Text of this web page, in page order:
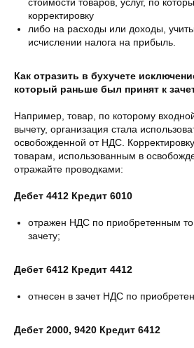
корректировку
либо на расходы или доходы,
исчислении налога на прибыль.
Как отразить в бухучете
который раньше был принят к
Например, товар, по которому
вычету, организация стала
освобожденной от НДС.
товарам, использованным в
отражайте проводками:
Дебет 4412 Кредит 6010
отражен НДС по приобретенным
зачету;
Дебет 6412 Кредит 4412
отнесен в зачет НДС по
Дебет 2000, 9420 Кредит 6412